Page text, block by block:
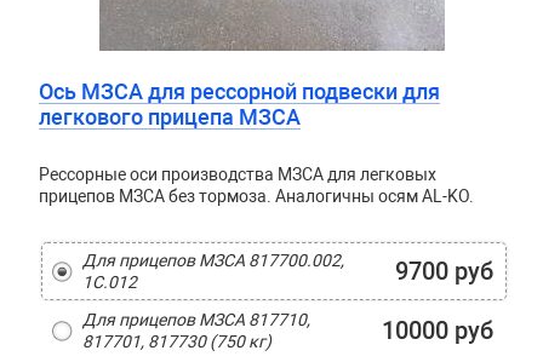
Ось МЗСА для рессорной подвески для
легкового прицепа МЗСА
Рессорные оси производства МЗСА для легковых
прицепов МЗСА без тормоза. Аналогичны осям AL-KO.
Для прицепов МЗСА 817700.002,
1С.012
9700 руб
Для прицепов МЗСА 817710,
817701, 817730 (750 кг)
10000 руб